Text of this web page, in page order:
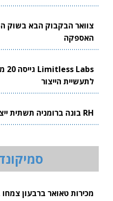
האספקה
לתעשיית הייצור
RH בונה ברומניה תשתית ייצור ביטחוני ישראלית
מכירות טאואר ברבעון צמחו ב-